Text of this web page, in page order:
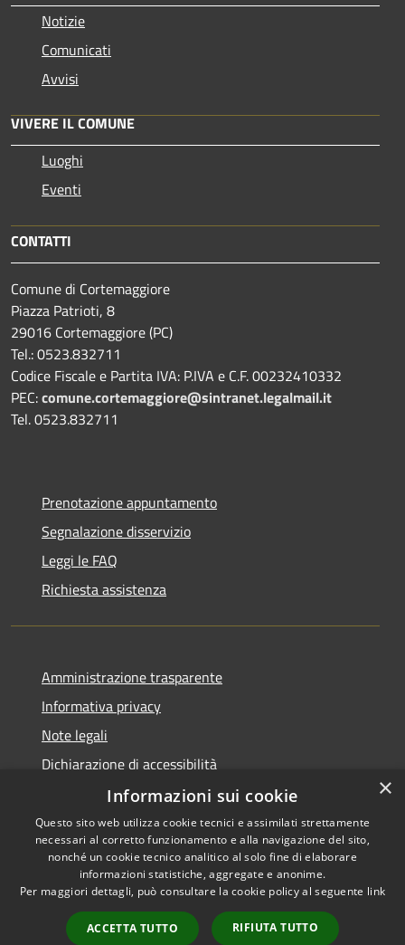
Notizie
Comunicati
Avvisi
VIVERE IL COMUNE
Luoghi
Eventi
CONTATTI
Comune di Cortemaggiore
Piazza Patrioti, 8
29016 Cortemaggiore (PC)
Tel.: 0523.832711
Codice Fiscale e Partita IVA: P.IVA e C.F. 00232410332
PEC:comune.cortemaggiore@sintranet.legalmail.it
Tel. 0523.832711
Prenotazione appuntamento
Segnalazione disservizio
Leggi le FAQ
Richiesta assistenza
Amministrazione trasparente
Informativa privacy
Note legali
Dichiarazione di accessibilità
Accessibilità
Privacy
Copyright © 2026 • Comune di
Cortemaggiore • Powered by
Municipium•Accesso
redazione
×
Informazioni sui cookie
Questo sito web utilizza cookie tecnici e assimilati strettamente
necessari al corretto funzionamento e alla navigazione del sito,
nonché un cookie tecnico analitico al solo fine di elaborare
informazioni statistiche, aggregate e anonime.
Per maggiori dettagli, può consultare la cookie policy al seguente link
ACCETTA TUTTO RIFIUTA TUTTO